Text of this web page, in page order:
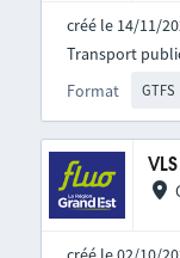
créé le 14/11/
Format GTFS
Transport